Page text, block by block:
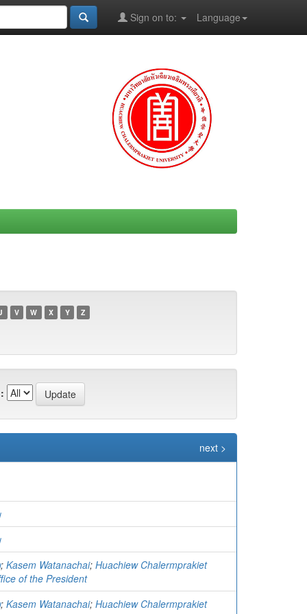
Language
Sign on to:
V W X Y Z
next >
; Kasem Watanachai; Huachiew Chalermprakiet
of the President
; Kasem Watanachai; Huachiew Chalermprakiet